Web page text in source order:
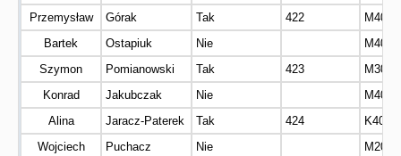
Przemysław
Górak Tak 422
M40
Bartek
Ostapiuk Nie
M40
Szymon
Pomianowski Tak 423
M30
Konrad
Jakubczak Nie
M40
Alina
Jaracz-Paterek Tak 424
K40
Wojciech
Puchacz Nie
M20